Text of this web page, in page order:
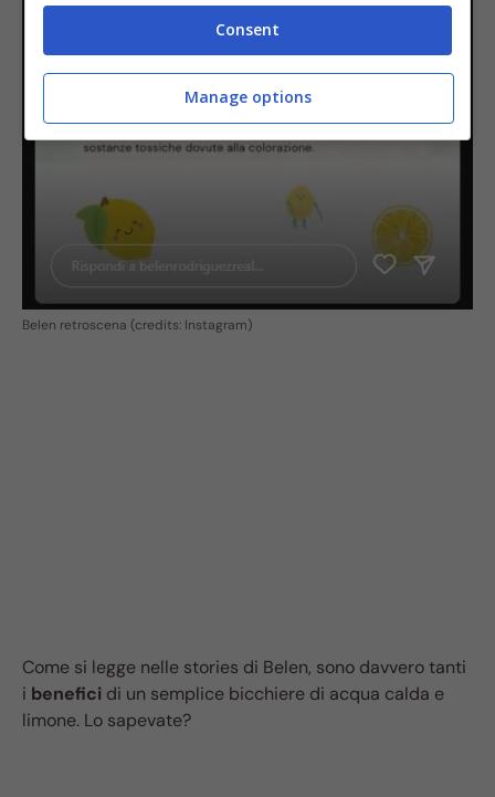
Belen retroscena (credits: Instagram)
Come si legge nelle stories di Belen, sono davvero tanti
i benefici di un semplice bicchiere di acqua calda e
limone. Lo sapevate?
Consent
Manage options